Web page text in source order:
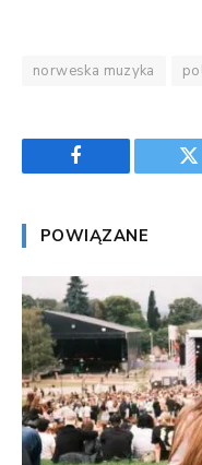
norweska muzyka
Facebook
POWIĄZANE